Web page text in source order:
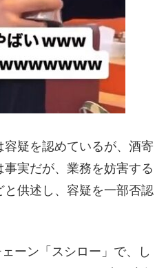
疑を認めているが、酒寄
実だが、業務を妨害する
供述し、容疑を一部否認
ーン「スシロー」で、し